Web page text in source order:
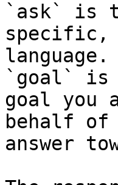
`ask` is
specific,
language.
`goal` is
goal you
behalf
answer